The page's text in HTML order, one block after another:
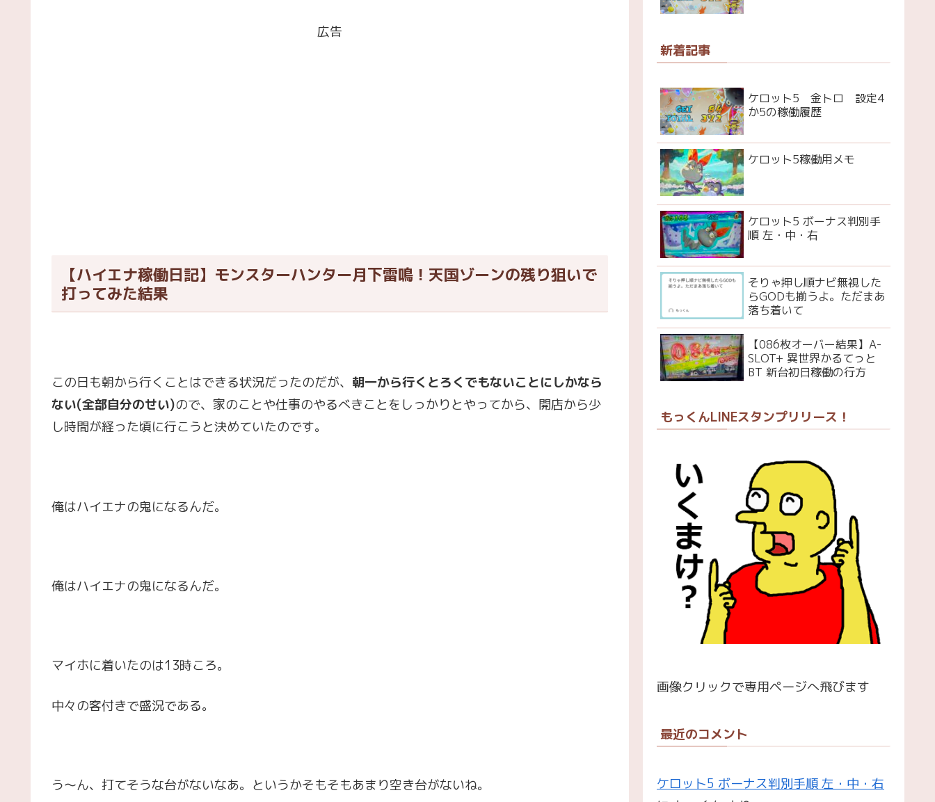
広告
【ハイエナ稼働日記】モンスターハンター月下雷鳴！天国ゾーンの残り狙いで
打ってみた結果
この日も朝から行くことはできる状況だったのだが、 朝一から行くとろくでもないことにしかなら
ない(全部自分のせい)ので、家のことや仕事のやるべきことをしっかりとやってから、開店から少
し時間が経った頃に行こうと決めていたのです。
俺はハイエナの鬼になるんだ。
俺はハイエナの鬼になるんだ。
マイホに着いたのは13時ころ。
中々の客付きで盛況である。
う～ん、打てそうな台がないなあ。というかそもそもあまり空き台がないね。
新着記事
ケロット5 金トロ 設定4
か5の稼働履歴
ケロット5稼働用メモ
ケロット5 ボーナス判別手
順 左・中・右
そりゃ押し順ナビ無視した
らGODも揃うよ。ただまあ
落ち着いて
【086枚オーバー結果】A-
SLOT+ 異世界かるてっと
BT 新台初日稼働の行方
もっくんLINEスタンプリリース！
画像クリックで専用ページへ飛びます
最近のコメント
ケロット5 ボーナス判別手順 左・中・右